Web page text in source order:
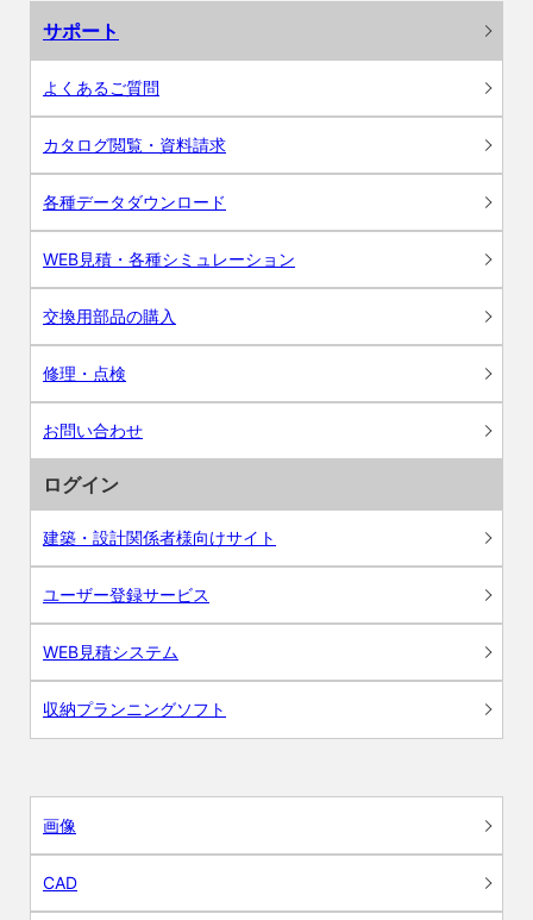
サポート
よくあるご質問
カタログ閲覧・資料請求
各種データダウンロード
WEB見積・各種シミュレーション
交換用部品の購入
修理・点検
お問い合わせ
ログイン
建築・設計関係者様向けサイト
ユーザー登録サービス
WEB見積システム
収納プランニングソフト
画像
CAD